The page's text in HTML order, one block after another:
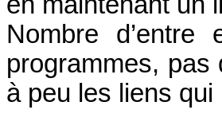
Nombre
programmes, pas
à peu les liens